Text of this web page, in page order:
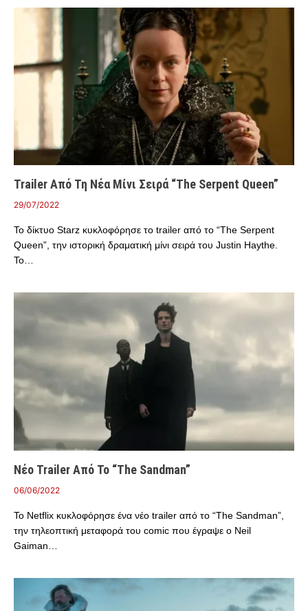
Trailer Από Τη Νέα Μίνι Σειρά “The Serpent Queen”
29/07/2022
Το δίκτυο Starz κυκλοφόρησε το trailer από το “The Serpent
Queen”, την ιστορική δραματική μίνι σειρά του Justin Haythe.
Το…
Νέο Trailer Από Το “The Sandman”
06/06/2022
Το Netflix κυκλοφόρησε ένα νέο trailer από το “The Sandman”,
την τηλεοπτική μεταφορά του comic που έγραψε ο Neil
Gaiman…